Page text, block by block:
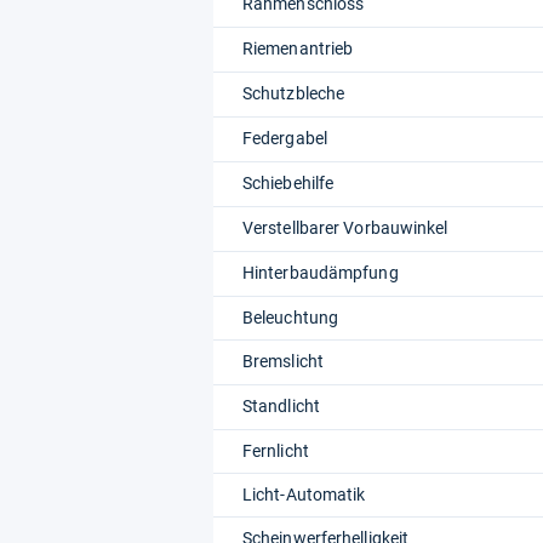
Riemenantrieb
Schutzbleche
Federgabel
Schiebehilfe
Verstellbarer Vorbauwinkel
Hinterbaudämpfung
Beleuchtung
Bremslicht
Standlicht
Fernlicht
Licht-Automatik
Scheinwerferhelligkeit